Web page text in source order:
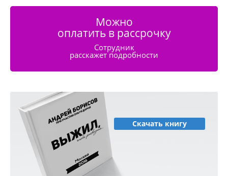
Можно
оплатить в рассрочку
Сотрудник
расскажет подробности
Скачать книгу